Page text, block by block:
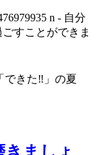
できた‼︎」の夏